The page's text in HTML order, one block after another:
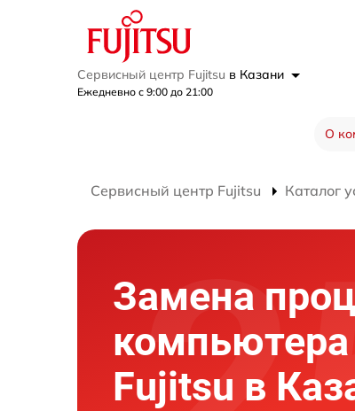
Сервисный центр Fujitsu в Казани
Ежедневно с 9:00 до 21:00
О
Сервисный центр Fujitsu Каталог
Замена
компьютера
Fujitsu в